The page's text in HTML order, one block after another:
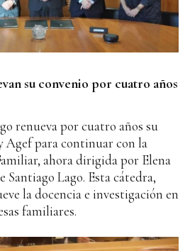
su convenio por cuatro años
renueva por cuatro años su
Agef para continuar con la
ahora dirigida por Elena
Lago. Esta cátedra,
la docencia e investigación en
familiares.